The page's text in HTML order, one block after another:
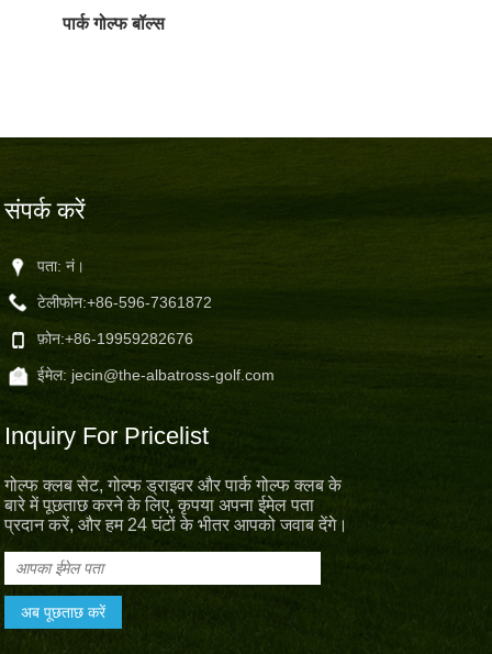
पार्क गोल्फ बॉल्स
संपर्क करें
पता: नं।
टेलीफोन:+86-596-7361872
फ़ोन:+86-19959282676
ईमेल: jecin@the-albatross-golf.com
Inquiry For Pricelist
गोल्फ क्लब सेट, गोल्फ ड्राइवर और पार्क गोल्फ क्लब के
बारे में पूछताछ करने के लिए, कृपया अपना ईमेल पता
प्रदान करें, और हम 24 घंटों के भीतर आपको जवाब देंगे।